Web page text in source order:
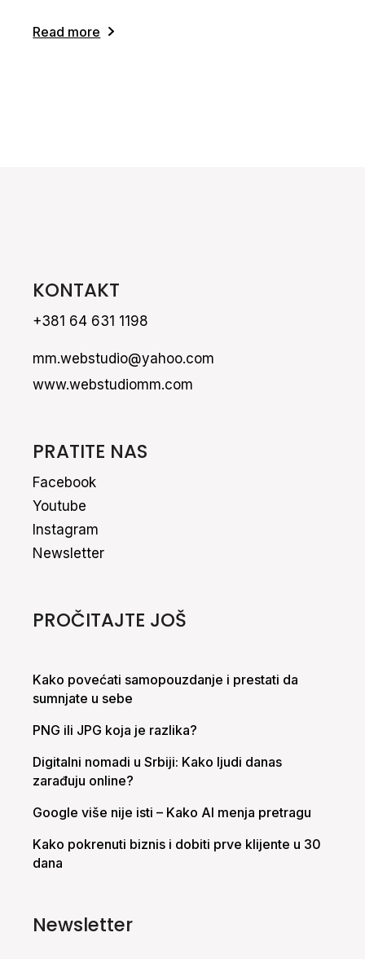
Read more
KONTAKT
+381 64 631 1198
mm.webstudio@yahoo.com
www.webstudiomm.com
PRATITE NAS
Facebook
Youtube
Instagram
Newsletter
PROČITAJTE JOŠ
Kako povećati samopouzdanje i prestati da
sumnjate u sebe
PNG ili JPG koja je razlika?
Digitalni nomadi u Srbiji: Kako ljudi danas
zarađuju online?
Google više nije isti – Kako AI menja pretragu
Kako pokrenuti biznis i dobiti prve klijente u 30
dana
Newsletter